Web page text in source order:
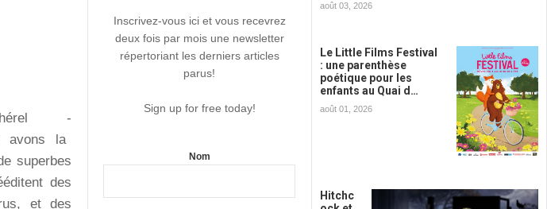
-
avons la
superbes
des
et des
Inscrivez-vous ici et vous recevrez
deux fois par mois une newsletter
répertoriant les derniers articles
parus!
Sign up for free today!
Nom
août 03, 2026
Le Little Films Festival
: une parenthèse
poétique pour les
enfants au Quai d…
août 01, 2026
Hitchc